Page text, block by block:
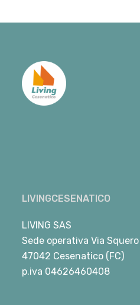
LIVINGCESENATICO
LIVING SAS
Sede operativa Via
47042 Cesenatico (FC)
p.iva 04626460408